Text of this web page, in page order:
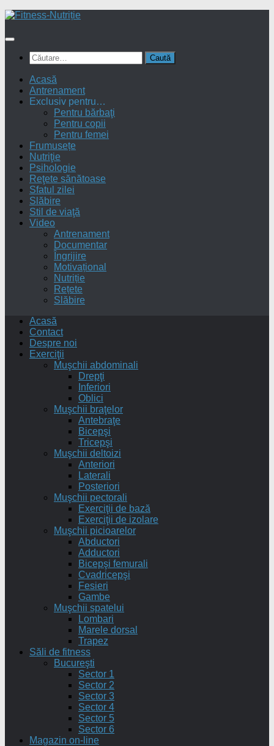
Skip
content
Caută
după:
Acasă
Antrenament
Exclusiv pentru…
Pentru bărbaţi
Pentru copii
Pentru femei
Frumusețe
Nutriţie
Psihologie
Reţete sănătoase
Sfatul zilei
Slăbire
Stil de viaţă
Video
Antrenament
Documentar
Îngrijire
Motivațional
Nutriție
Rețete
Slăbire
Acasă
Contact
Despre noi
Exerciţii
Muşchii abdominali
Drepţi
Inferiori
Oblici
Muşchii braţelor
Antebraţe
Bicepşi
Tricepşi
Muşchii deltoizi
Anteriori
Laterali
Posteriori
Muşchii pectorali
Exerciţii de bază
Exerciţii de izolare
Muşchii picioarelor
Abductori
Adductori
Bicepşi femurali
Cvadricepşi
Fesieri
Gambe
Muşchii spatelui
Lombari
Marele dorsal
Trapez
Săli de fitness
Bucureşti
Sector 1
Sector 2
Sector 3
Sector 4
Sector 5
Sector 6
Magazin on-line